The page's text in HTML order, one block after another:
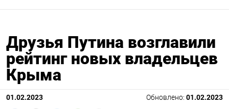
Друзья Путина возглавили
рейтинг новых владельцев
Крыма
01.02.2023 Обновлено: 01.02.2023